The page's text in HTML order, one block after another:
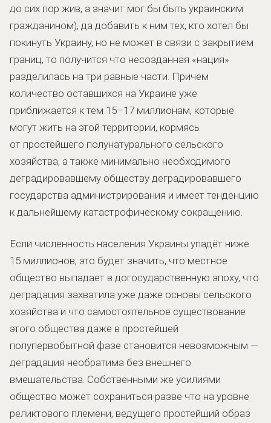
до сих пор жив, а значит мог бы быть украинским
гражданином), да добавить к ним тех, кто хотел бы
покинуть Украину, но не может в связи с закрытием
границ, то получится что несозданная «нация»
разделилась на три равные части. Причём
количество оставшихся на Украине уже
приближается к тем 15–17 миллионам, которые
могут жить на этой территории, кормясь
от простейшего полунатурального сельского
хозяйства, а также минимально необходимого
деградировавшему обществу деградировавшего
государства администрирования и имеет тенденцию
к дальнейшему катастрофическому сокращению.
Если численность населения Украины упадёт ниже
15 миллионов, это будет значить, что местное
общество выпадает в догосударственную эпоху, что
деградация захватила уже даже основы сельского
хозяйства и что самостоятельное существование
этого общества даже в простейшей
полупервобытной фазе становится невозможным —
деградация необратима без внешнего
вмешательства. Собственными же усилиями
общество может сохраниться разве что на уровне
реликтового племени, ведущего простейший образ